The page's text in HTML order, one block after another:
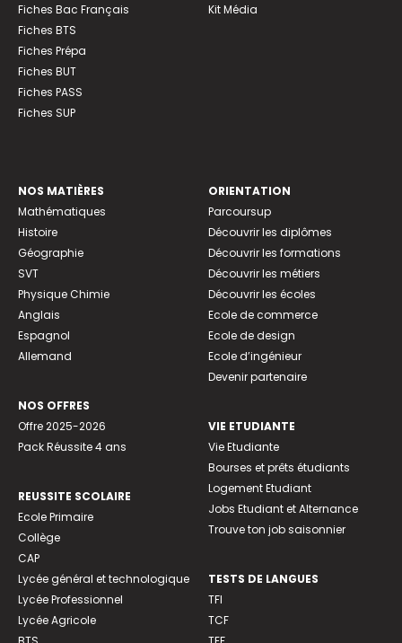
Fiches Bac Français
Fiches BTS
Fiches Prépa
Fiches BUT
Fiches PASS
Fiches SUP
Kit Média
NOS MATIÈRES
Mathématiques
Histoire
Géographie
SVT
Physique Chimie
Anglais
Espagnol
Allemand
NOS OFFRES
Offre 2025-2026
Pack Réussite 4 ans
REUSSITE SCOLAIRE
Ecole Primaire
Collège
CAP
Lycée général et technologique
Lycée Professionnel
Lycée Agricole
ORIENTATION
Parcoursup
Découvrir les diplômes
Découvrir les formations
Découvrir les métiers
Découvrir les écoles
Ecole de commerce
Ecole de design
Ecole d’ingénieur
Devenir partenaire
VIE ETUDIANTE
Vie Etudiante
Bourses et prêts étudiants
Logement Etudiant
Jobs Etudiant et Alternance
Trouve ton job saisonnier
TESTS DE LANGUES
TFI
TCF